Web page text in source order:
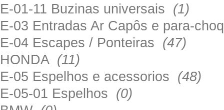
E-01-11 Buzinas universais (1)
E-03 Entradas Ar Capôs e para-
E-04 Escapes / Ponteiras (47)
HONDA (11)
E-05 Espelhos e acessorios (48)
E-05-01 Espelhos (0)